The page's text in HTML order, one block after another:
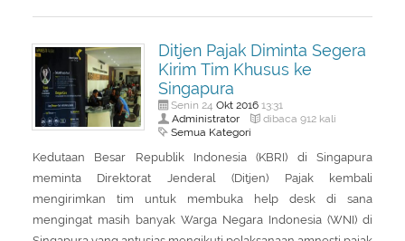
Ditjen Pajak Diminta Segera
Kirim Tim Khusus ke
Singapura
Senin 24 Okt 201613:31
Administrator dibaca 912 kali
Semua Kategori
Kedutaan Besar Republik Indonesia (KBRI) di Singapura
meminta Direktorat Jenderal (Ditjen) Pajak kembali
mengirimkan tim untuk membuka help desk di sana
mengingat masih banyak Warga Negara Indonesia (WNI) di